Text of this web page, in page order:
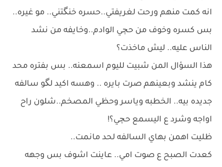
انه كمت منهم ورحت لغريفتي..حسره خنگتني.. مو غيره..
بس كسره وخوف من حچي الوادم..وخايفه من نشد
الناس عليه.. ليش ماخذت؟
هذا السؤال المن شبيت لليوم اسمعنه.. بس بفتره محد
كام ينشد وبعينهم صرت بايره .. وهسه اكيد لگو سالفه
جديده بيه.. الخطبه وياسر وحظي المصخم..شلون راح
اواجه وشرد ع اليسمع حچي؟!
ظليت اهمن بهاي السالفه لحد مانمت..
كعدت الصبح ع صوت امي.. عاينت اشوف بس وجهه